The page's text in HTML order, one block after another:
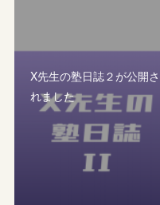
X先生の塾日誌２が公開さ
れました